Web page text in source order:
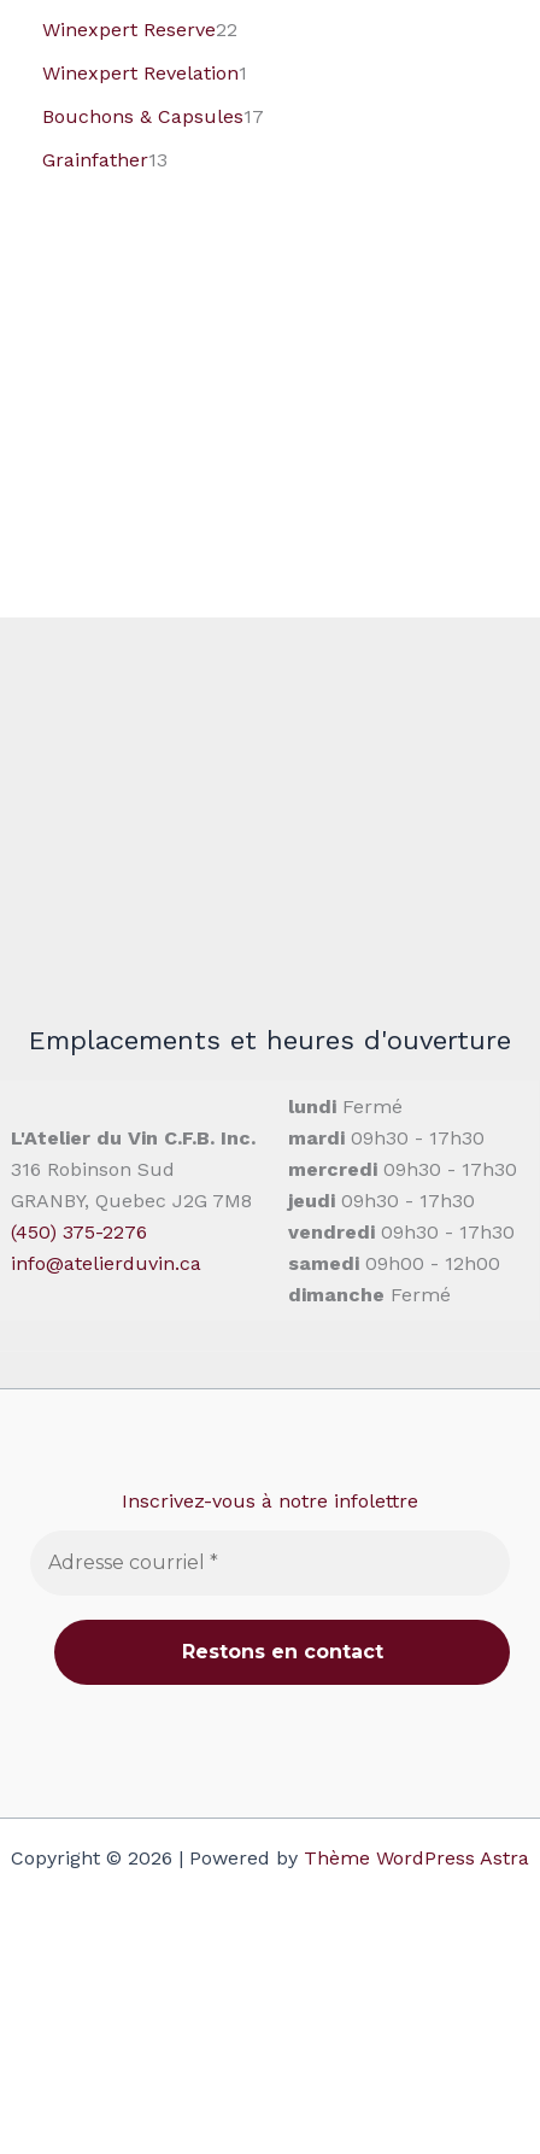
Winexpert Reserve22
Winexpert Revelation1
Bouchons & Capsules17
Grainfather13
Emplacements et heures d'ouverture
L'Atelier du Vin C.F.B. Inc.
316 Robinson Sud
GRANBY, Quebec J2G 7M8
(450) 375-2276
info@atelierduvin.ca
lundi Fermé
mardi 09h30 - 17h30
mercredi 09h30 - 17h30
jeudi 09h30 - 17h30
vendredi 09h30 - 17h30
samedi 09h00 - 12h00
dimanche Fermé
Inscrivez-vous à notre infolettre
Copyright © 2026 | Powered by Thème WordPress Astra